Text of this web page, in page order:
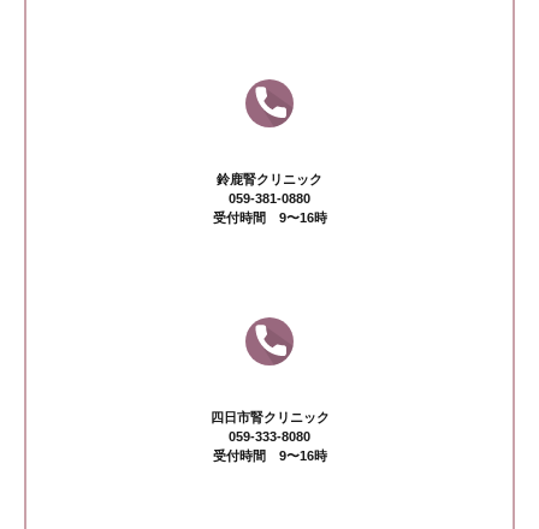
鈴鹿腎クリニック
059-381-0880
受付時間 9〜16時
四日市腎クリニック
059-333-8080
受付時間 9〜16時